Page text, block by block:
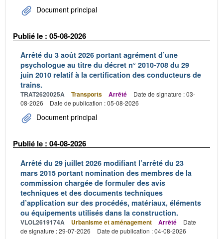
Document principal
Publié le : 05-08-2026
Arrêté du 3 août 2026 portant agrément d’une
psychologue au titre du décret n° 2010-708 du 29
juin 2010 relatif à la certification des conducteurs de
trains.
TRAT2620025A Transports Arrêté
Date de signature : 03-
08-2026
Date de publication : 05-08-2026
Document principal
Publié le : 04-08-2026
Arrêté du 29 juillet 2026 modifiant l’arrêté du 23
mars 2015 portant nomination des membres de la
commission chargée de formuler des avis
techniques et des documents techniques
d’application sur des procédés, matériaux, éléments
ou équipements utilisés dans la construction.
VLOL2619174A Urbanisme et aménagement Arrêté
Date
de signature : 29-07-2026
Date de publication : 04-08-2026